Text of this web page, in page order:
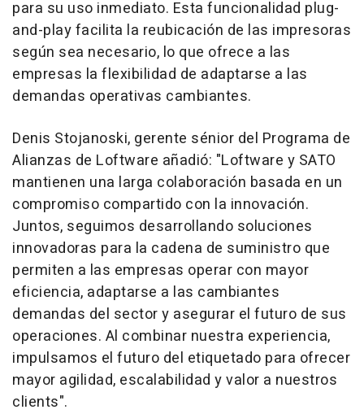
para su uso inmediato. Esta funcionalidad plug-
and-play facilita la reubicación de las impresoras
según sea necesario, lo que ofrece a las
empresas la flexibilidad de adaptarse a las
demandas operativas cambiantes.
Denis Stojanoski, gerente sénior del Programa de
Alianzas de Loftware añadió: "Loftware y SATO
mantienen una larga colaboración basada en un
compromiso compartido con la innovación.
Juntos, seguimos desarrollando soluciones
innovadoras para la cadena de suministro que
permiten a las empresas operar con mayor
eficiencia, adaptarse a las cambiantes
demandas del sector y asegurar el futuro de sus
operaciones. Al combinar nuestra experiencia,
impulsamos el futuro del etiquetado para ofrecer
mayor agilidad, escalabilidad y valor a nuestros
clients".